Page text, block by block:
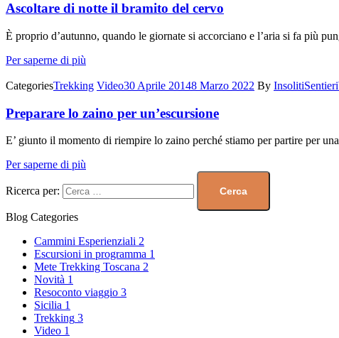
Ascoltare di notte il bramito del cervo
È proprio d’autunno, quando le giornate si accorciano e l’aria si fa più
Per saperne di più
CategoriesTrekking Video30 Aprile 20148 Marzo 2022 By
Preparare lo zaino per un’escursione
E’ giunto il momento di riempire lo zaino perché stiamo per partire per
Per saperne di più
Ricerca per:
Blog Categories
Cammini Esperienziali 2
Escursioni in programma 1
Mete Trekking Toscana 2
Novità 1
Resoconto viaggio 3
Sicilia 1
Trekking 3
Video 1